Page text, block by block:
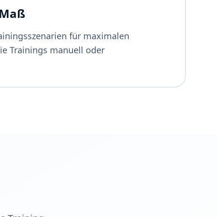
für maximalen
Trainings manuell oder